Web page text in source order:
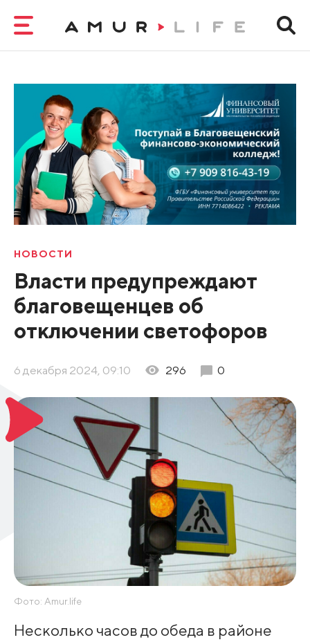
НОВОСТИ
Власти предупреждают
благовещенцев об
отключении светофоров
6 декабря 2024, 09:10 296 0
Фото: Amur.life
Несколько часов до обеда в районе